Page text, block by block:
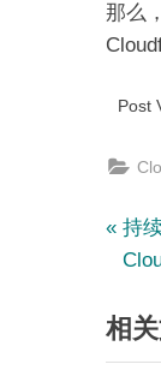
那么
Post
文
导
P
r
v
i
持
相